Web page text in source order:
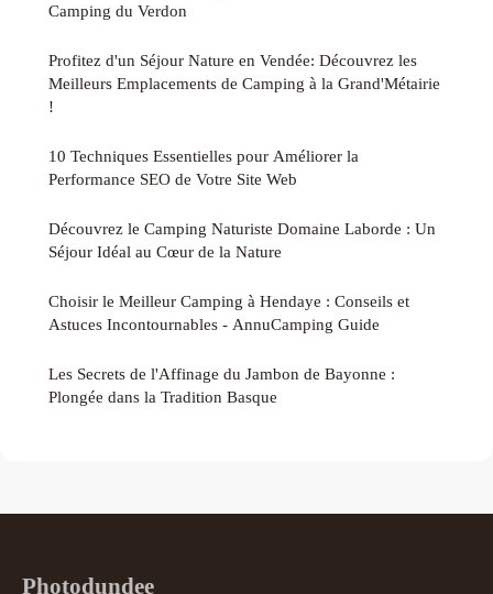
Camping du Verdon
Profitez d'un Séjour Nature en Vendée: Découvrez les
Meilleurs Emplacements de Camping à la Grand'Métairie
!
10 Techniques Essentielles pour Améliorer la
Performance SEO de Votre Site Web
Découvrez le Camping Naturiste Domaine Laborde : Un
Séjour Idéal au Cœur de la Nature
Choisir le Meilleur Camping à Hendaye : Conseils et
Astuces Incontournables - AnnuCamping Guide
Les Secrets de l'Affinage du Jambon de Bayonne :
Plongée dans la Tradition Basque
Photodundee